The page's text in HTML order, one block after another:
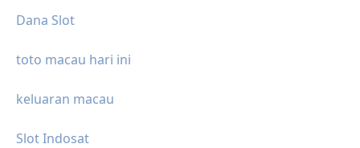
Dana Slot
toto macau hari ini
keluaran macau
Slot Indosat